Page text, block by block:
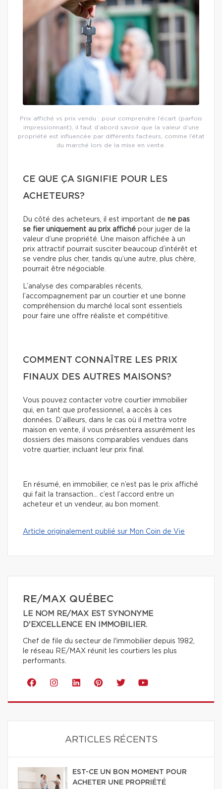
Prix affiché vs prix vendu : pour comprendre l’écart (parfois
impressionnant), il faut d’abord savoir que la valeur d’une
propriété est influencée par différents facteurs, comme l’état
du marché lors de la mise en vente.
CE QUE ÇA SIGNIFIE POUR LES
ACHETEURS?
Du côté des acheteurs, il est important de ne pas
se fier uniquement au prix affiché pour juger de la
valeur d’une propriété. Une maison affichée à un
prix attractif pourrait susciter beaucoup d’intérêt et
se vendre plus cher, tandis qu’une autre, plus chère,
pourrait être négociable.
L’analyse des comparables récents,
l’accompagnement par un courtier et une bonne
compréhension du marché local sont essentiels
pour faire une offre réaliste et compétitive.
COMMENT CONNAÎTRE LES PRIX
FINAUX DES AUTRES MAISONS?
Vous pouvez contacter votre courtier immobilier
qui, en tant que professionnel, a accès à ces
données. D’ailleurs, dans le cas où il mettra votre
maison en vente, il vous présentera assurément les
dossiers des maisons comparables vendues dans
votre quartier, incluant leur prix final.
En résumé, en immobilier, ce n’est pas le prix affiché
qui fait la transaction… c’est l’accord entre un
acheteur et un vendeur, au bon moment.
Article originalement publié sur Mon Coin de Vie
RE/MAX QUÉBEC
LE NOM RE/MAX EST SYNONYME
D'EXCELLENCE EN IMMOBILIER.
Chef de file du secteur de l'immobilier depuis 1982,
le réseau RE/MAX réunit les courtiers les plus
performants.
ARTICLES RÉCENTS
EST-CE UN BON MOMENT POUR
ACHETER UNE PROPRIÉTÉ